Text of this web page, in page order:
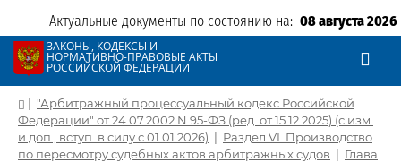
Актуальные документы по состоянию на: 08 августа 2026
ЗАКОНЫ, КОДЕКСЫ И
НОРМАТИВНО-ПРАВОВЫЕ АКТЫ
РОССИЙСКОЙ ФЕДЕРАЦИИ
| "Арбитражный процессуальный кодекс Российской
Федерации" от 24.07.2002 N 95-ФЗ (ред. от 15.12.2025) (с изм.
и доп., вступ. в силу с 01.01.2026) | Раздел VI. Производство
по пересмотру судебных актов арбитражных судов | Глава